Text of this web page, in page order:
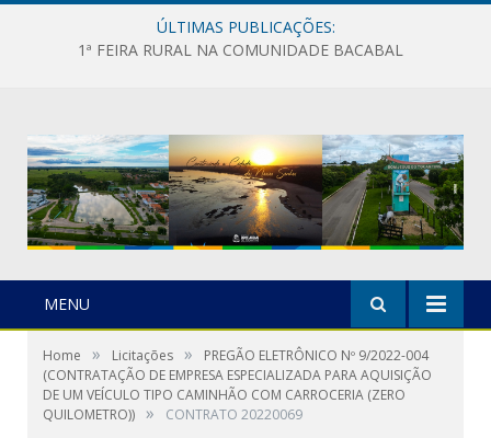
ÚLTIMAS PUBLICAÇÕES:
1ª FEIRA RURAL NA COMUNIDADE BACABAL
MENU
Home » Licitações »
PREGÃO ELETRÔNICO Nº 9/2022-004
(CONTRATAÇÃO DE EMPRESA ESPECIALIZADA PARA AQUISIÇÃO
DE UM VEÍCULO TIPO CAMINHÃO COM CARROCERIA (ZERO
QUILOMETRO)) » CONTRATO 20220069